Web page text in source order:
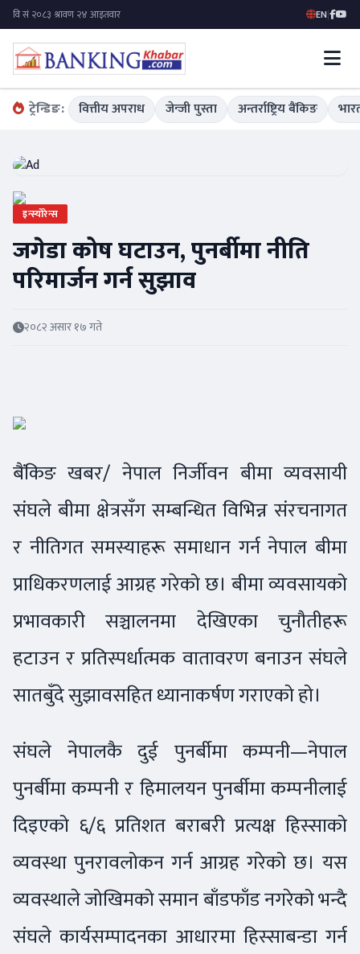
EN|
ट्रेन्डिङ: वित्तीय अपराध जेन्जी पुस्ता अन्तर्राष्ट्रिय बैंकिङ
इन्स्योरेन्स
जगेडा कोष घटाउन, पुनर्बीमा नीति
परिमार्जन गर्न सुझाव
२०८२ असार १७ गते
बैंकिङ खबर/ नेपाल निर्जीवन बीमा व्यवसायी
संघले बीमा क्षेत्रसँग सम्बन्धित विभिन्न संरचनागत
र नीतिगत समस्याहरू समाधान गर्न नेपाल बीमा
प्राधिकरणलाई आग्रह गरेको छ। बीमा व्यवसायको
प्रभावकारी सञ्चालनमा देखिएका चुनौतीहरू
हटाउन र प्रतिस्पर्धात्मक वातावरण बनाउन संघले
सातबुँदे सुझावसहित ध्यानाकर्षण गराएको हो।
संघले नेपालकै दुई पुनर्बीमा कम्पनी—नेपाल
पुनर्बीमा कम्पनी र हिमालयन पुनर्बीमा कम्पनीलाई
दिइएको ६/६ प्रतिशत बराबरी प्रत्यक्ष हिस्साको
व्यवस्था पुनरावलोकन गर्न आग्रह गरेको छ। यस
व्यवस्थाले जोखिमको समान बाँडफाँड नगरेको भन्दै
संघले कार्यसम्पादनका आधारमा हिस्साबन्डा गर्न